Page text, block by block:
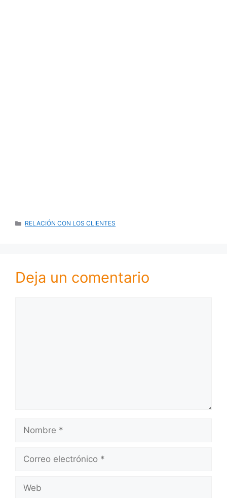
CATEGORÍAS
RELACIÓN CON LOS CLIENTES
Deja un comentario
Nombre
Correo
Web